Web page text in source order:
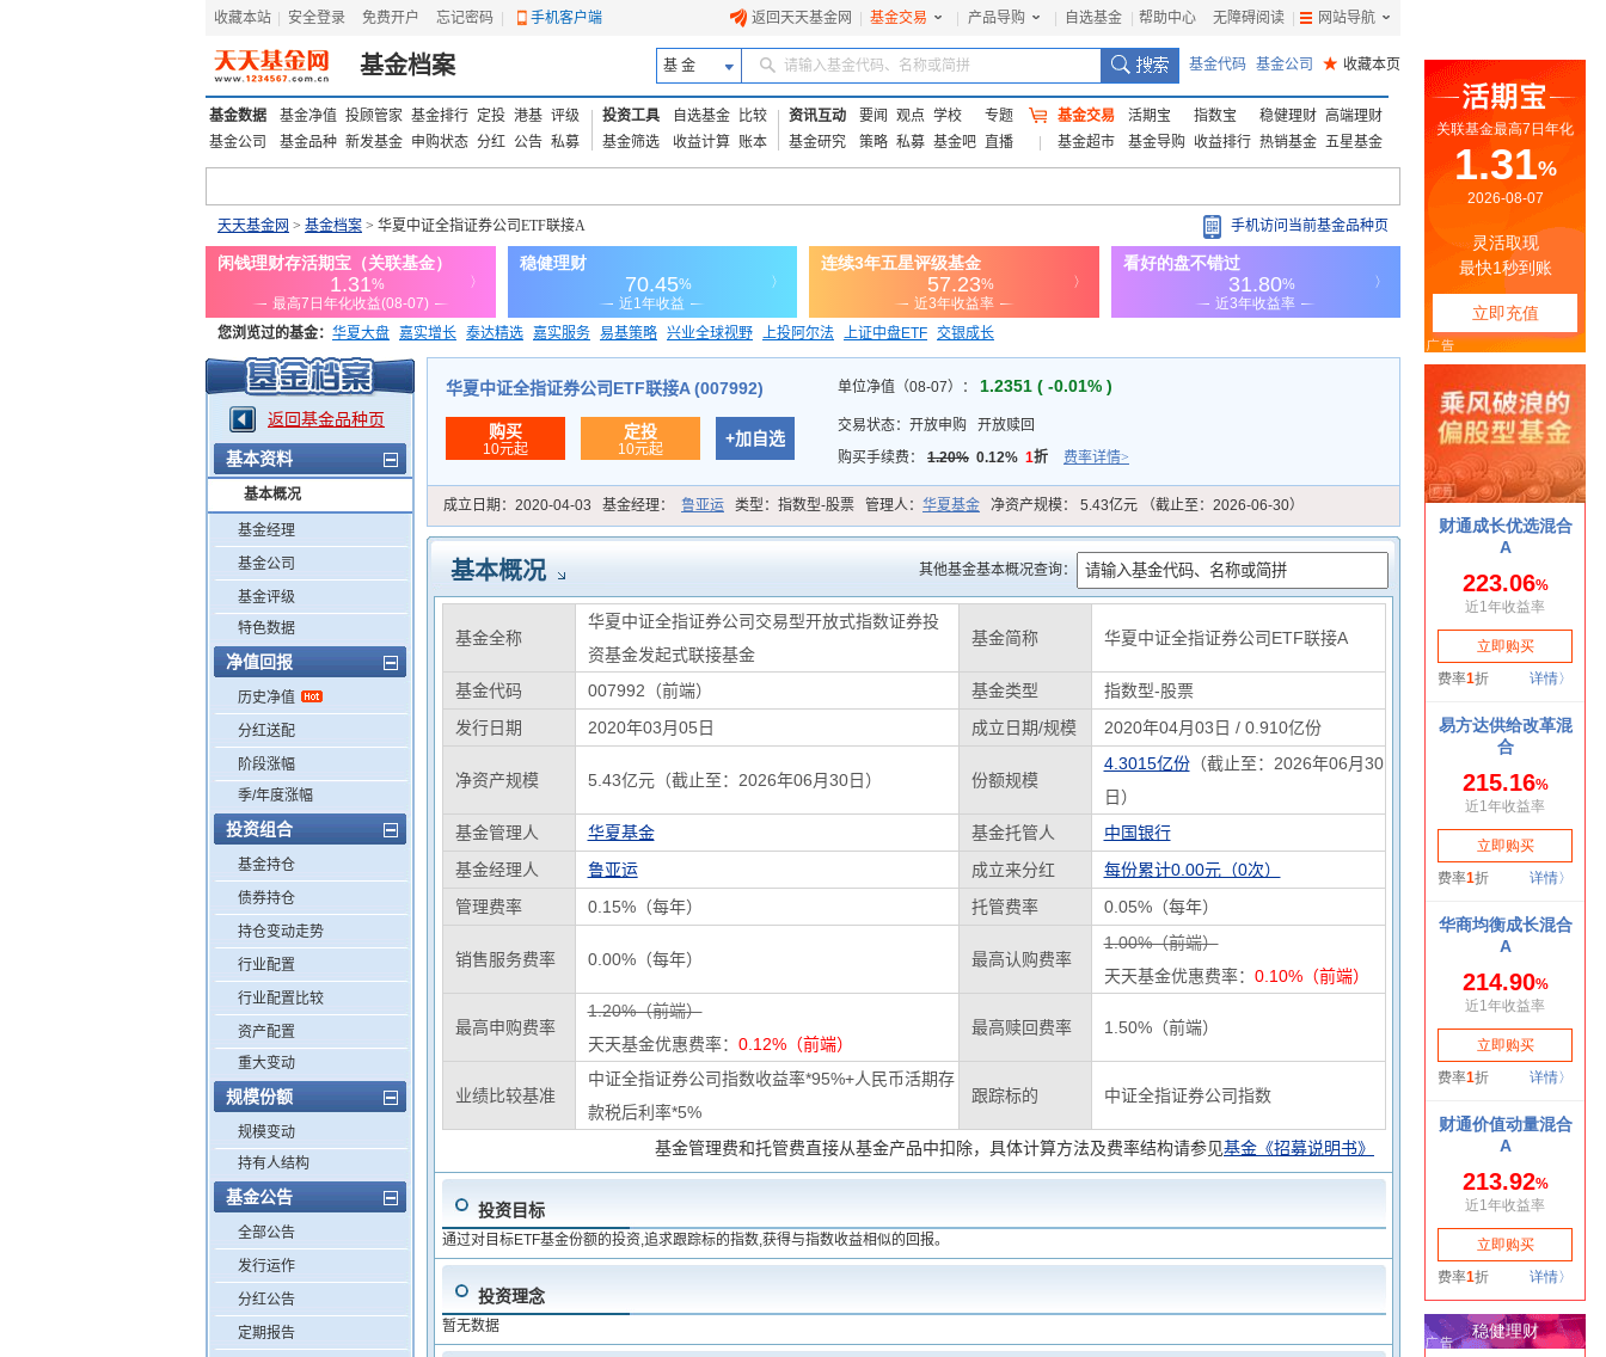
收藏本站 安全登录 免费开户 忘记密码 手机客户端 返回天天基金网 基金交易 产品导购 自选基金 帮助中心 无障碍阅读 网站导航
基金档案 基 金 请输入基金代码、名称或简拼 基金代码 基金公司 ★ 收藏本页
基金数据 基金净值 投顾管家 基金排行 定投 港基 评级
基金公司
基金品种 新发基金 申购状态 分红 公告 私募
投资工具 自选基金
比较
基金筛选
收益计算 账本
资讯互动 要闻 观点 学校
专题
基金研究
策略 私募 基金吧 直播
基金交易 活期宝 指数宝 稳健理财 高端理财
基金超市
基金导购 收益排行 热销基金 五星基金
天天基金网 > 基金档案 > 华夏中证全指证券公司ETF联接A 手机访问当前基金品种页
您浏览过的基金： 华夏大盘 嘉实增长 泰达精选 嘉实服务 易基策略 兴业全球视野 上投阿尔法 上证中盘ETF 交银成长
添富优势 华安宏利 上证180价值ETF
返回基金品种页
基本资料
基本概况
基金经理
基金公司
基金评级
特色数据
净值回报
历史净值
分红送配
阶段涨幅
季/年度涨幅
投资组合
基金持仓
债券持仓
持仓变动走势
行业配置
行业配置比较
资产配置
重大变动
规模份额
规模变动
持有人结构
基金公告
全部公告
发行运作
分红公告
定期报告
华夏中证全指证券公司ETF联接A (007992)
购买
10元起
定投
10元起
+加自选
单位净值（08-07）： 1.2351 ( -0.01% )
交易状态： 开放申购
开放赎回
购买手续费： 1.20% 0.12% 1折 费率详情>
成立日期： 2020-04-03 基金经理： 鲁亚运 类型： 指数型-股票 管理人： 华夏基金 净资产规模： 5.43亿元 （截止至：2026-06-30）
基本概况 其他基金基本概况查询：
基金全称
华夏中证全指证券公司交易型开放式指数证券投
资基金发起式联接基金
基金简称 华夏中证全指证券公司ETF联接A
基金代码 007992（前端） 基金类型
指数型-股票
发行日期
2020年03月05日 成立日期/规模 2020年04月03日 / 0.910亿份
净资产规模 5.43亿元（截止至：2026年06月30日） 份额规模
4.3015亿份（截止至：2026年06月30
日）
基金管理人
华夏基金 基金托管人
中国银行
基金经理人
鲁亚运 成立来分红
每份累计0.00元（0次）
管理费率
0.15%（每年） 托管费率 0.05%（每年）
销售服务费率 0.00%（每年） 最高认购费率
1.00%（前端）
天天基金优惠费率： 0.10%（前端）
最高申购费率
1.20%（前端）
天天基金优惠费率： 0.12%（前端）
最高赎回费率 1.50%（前端）
业绩比较基准
中证全指证券公司指数收益率*95%+人民币活期存
款税后利率*5%
跟踪标的 中证全指证券公司指数
基金管理费和托管费直接从基金产品中扣除，具体计算方法及费率结构请参见基金《招募说明书》
投资目标
通过对目标ETF基金份额的投资,追求跟踪标的指数,获得与指数收益相似的回报。
投资理念
暂无数据